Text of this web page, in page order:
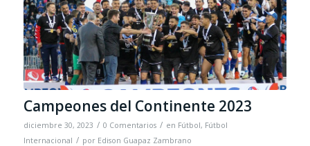
Campeones del Continente 2023
diciembre 30, 2023 / 0 Comentarios / en Fútbol, Fútbol
Internacional / por Edison Guapaz Zambrano